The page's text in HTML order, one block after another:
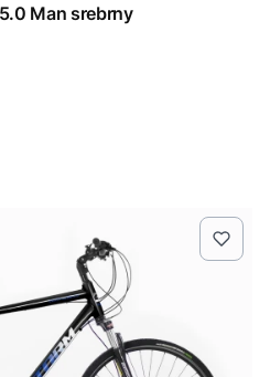
Rower Storm Cross Aero 5.0 Man srebrny